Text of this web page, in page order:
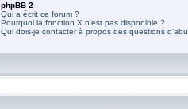
phpBB 2
Qui a écrit ce forum ?
Pourquoi la fonction X n'est pas disponible ?
Qui dois-je contacter à propos des questions